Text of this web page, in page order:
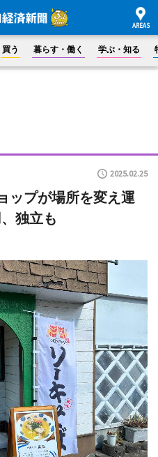
買う 暮らす・働く 学ぶ・知る
2025.02.25
ップが場所を変え運
独立も